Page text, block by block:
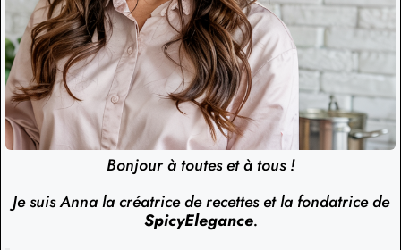
Bonjour à toutes et à tous !
Je suis Anna la créatrice de recettes et la fondatrice de
SpicyElegance.